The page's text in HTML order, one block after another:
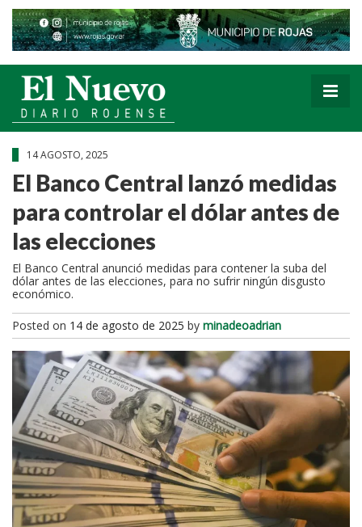
14 AGOSTO, 2025
El Banco Central lanzó medidas
para controlar el dólar antes de
las elecciones
El Banco Central anunció medidas para contener la suba del
dólar antes de las elecciones, para no sufrir ningún disgusto
económico.
Posted on 14 de agosto de 2025 by minadeoadrian